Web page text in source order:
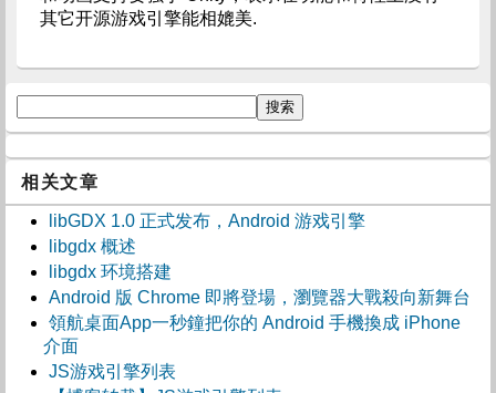
其它开源游戏引擎能相媲美.
相关文章
libGDX 1.0 正式发布，Android 游戏引擎
libgdx 概述
libgdx 环境搭建
Android 版 Chrome 即將登場，瀏覽器大戰殺向新舞台
領航桌面App一秒鐘把你的 Android 手機換成 iPhone
介面
JS游戏引擎列表